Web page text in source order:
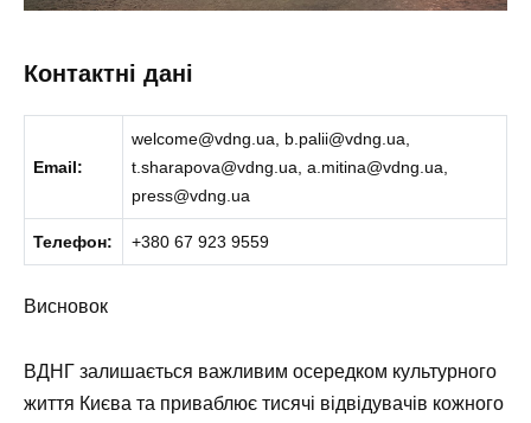
Контактні дані
Email:
welcome@vdng.ua, b.palii@vdng.ua,
t.sharapova@vdng.ua, a.mitina@vdng.ua,
press@vdng.ua
Телефон: +380 67 923 9559
Висновок
ВДНГ залишається важливим осередком культурного
життя Києва та приваблює тисячі відвідувачів кожного